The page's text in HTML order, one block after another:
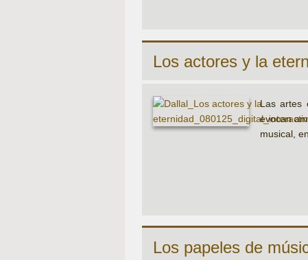
Los actores y la
Las artes
evocan
musical,
Los papeles de